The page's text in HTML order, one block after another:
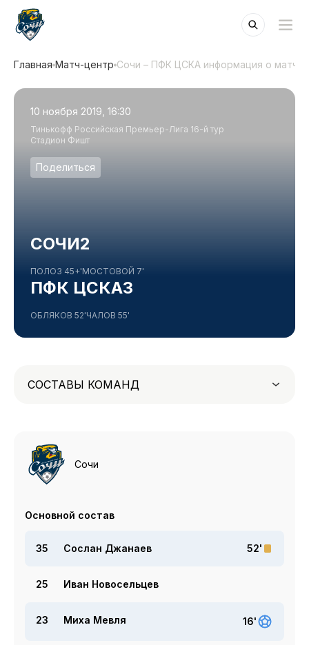
Главная Матч-центр Сочи – ПФК ЦСКА информация о матче
10 ноября 2019, 16:30
Тинькофф Российская Премьер-Лига 16-й тур
Стадион Фишт
Поделиться
СОЧИ2
ПОЛОЗ 45+'МОСТОВОЙ 7'
ПФК ЦСКА3
ОБЛЯКОВ 52'ЧАЛОВ 55'
СОСТАВЫ КОМАНД
Сочи
Основной состав
35 Сослан Джанаев 52'
25 Иван Новосельцев
23 Миха Мевля 16'